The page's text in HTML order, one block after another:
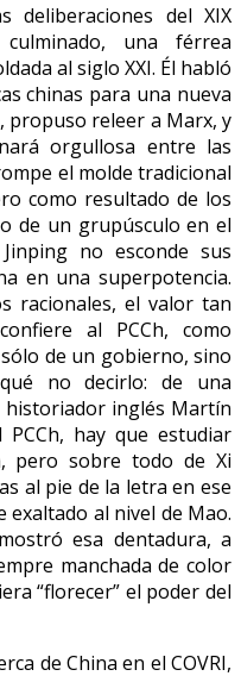
deliberaciones del XIX
una férrea
al siglo XXI. Él habló
chinas para una nueva
propuso releer a Marx, y
orgullosa entre las
el molde tradicional
como resultado de los
de un grupúsculo en el
no esconde sus
en una superpotencia.
racionales, el valor tan
al PCCh, como
de un gobierno, sino
no decirlo: de una
historiador inglés Martín
PCCh, hay que estudiar
pero sobre todo de Xi
al pie de la letra en ese
al nivel de Mao.
esa dentadura, a
manchada de color
“florecer” el poder del
de China en el COVRI,